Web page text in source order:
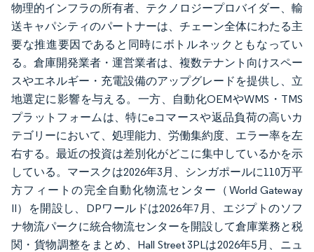
物理的インフラの所有者、テクノロジープロバイダー、輸
送キャパシティのパートナーは、チェーン全体にわたる主
要な推進要因であると同時にボトルネックともなってい
る。倉庫開発業者・運営業者は、複数テナント向けスペー
スやエネルギー・充電設備のアップグレードを提供し、立
地選定に影響を与える。一方、自動化OEMやWMS・TMS
プラットフォームは、特にeコマースや返品負荷の高いカ
テゴリーにおいて、処理能力、労働集約度、エラー率を左
右する。最近の投資は差別化がどこに集中しているかを示
している。マースクは2026年3月、シンガポールに110万平
方フィートの完全自動化物流センター（World Gateway
II）を開設し、DPワールドは2026年7月、エジプトのソフ
ナ物流パークに統合物流センターを開設して倉庫業務と税
関・貨物調整をまとめ、Hall Street 3PLは2026年5月、ニュ